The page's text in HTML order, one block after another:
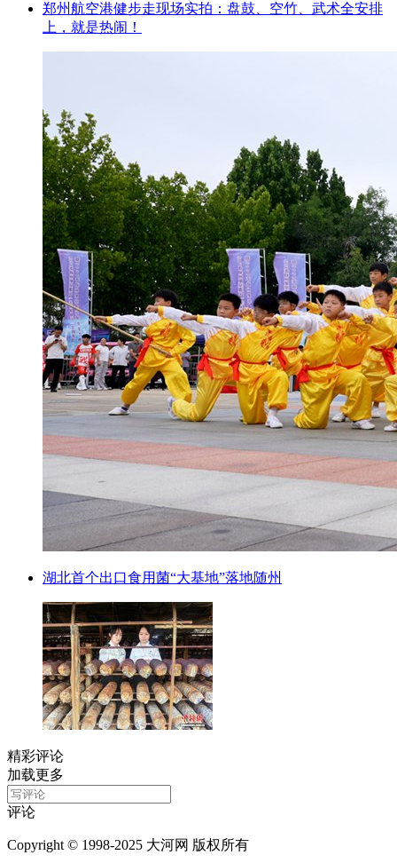
郑州航空港健步走现场实拍：盘鼓、空竹、武术全安排
上，就是热闹！
湖北首个出口食用菌“大基地”落地随州
精彩评论
加载更多
评论
Copyright © 1998-2025 大河网 版权所有